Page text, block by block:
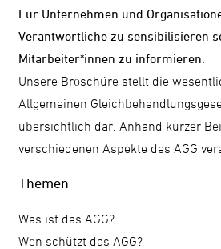
Für Unternehmen und
Verantwortliche zu sensibilisieren
Mitarbeiter*innen zu informieren.
Unsere Broschüre stellt die
Allgemeinen
übersichtlich dar. Anhand kurzer
verschiedenen Aspekte des AGG
Themen
Was ist das AGG?
Wen schützt das AGG?